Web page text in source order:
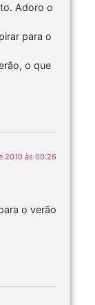
Adoro o
para o
o que
2010 às 00:26
o verão